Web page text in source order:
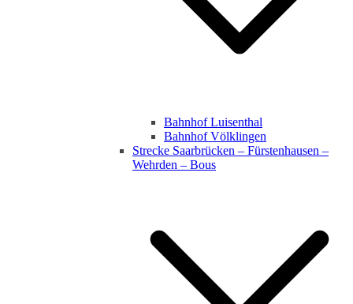
Bahnhof Luisenthal
Bahnhof Völklingen
Strecke Saarbrücken – Fürstenhausen –
Wehrden – Bous